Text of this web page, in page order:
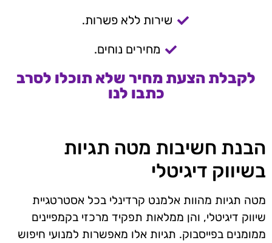
שירות ללא פשרות.
מחירים נוחים.
לקבלת הצעת מחיר שלא תוכלו לסרב
כתבו לנו
הבנת חשיבות מטה תגיות
בשיווק דיגיטלי
מטה תגיות מהוות אלמנט קרדינלי בכל אסטרטגיית
שיווק דיגיטלי, והן ממלאות תפקיד מרכזי בקמפיינים
ממומנים בפייסבוק. תגיות אלו מאפשרות למנועי חיפוש